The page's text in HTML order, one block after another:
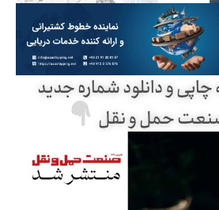
و دانلود شماره جدید
حمل و نقل